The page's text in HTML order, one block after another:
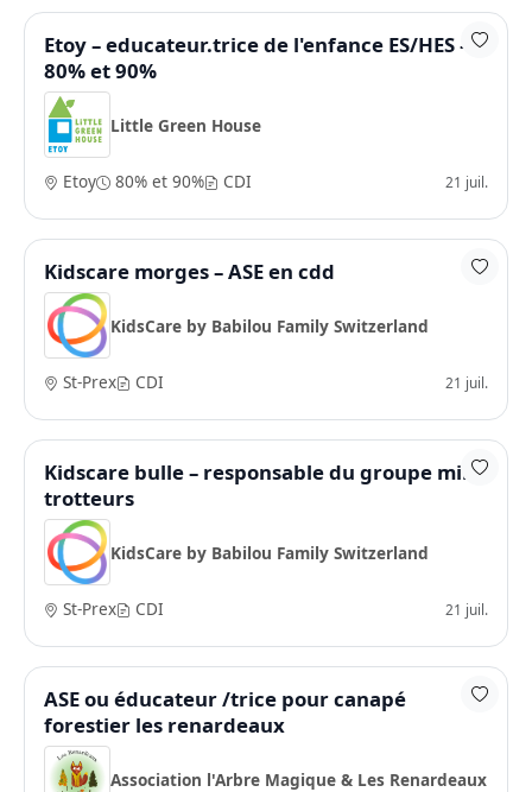
Etoy – educateur.trice de l'enfance ES/HES –
80% et 90%
Little Green House
Etoy 80% et 90% CDI 21 juil.
Kidscare morges – ASE en cdd
KidsCare by Babilou Family Switzerland
St-Prex CDI 21 juil.
Kidscare bulle – responsable du groupe mini
trotteurs
KidsCare by Babilou Family Switzerland
St-Prex CDI 21 juil.
ASE ou éducateur /trice pour canapé
forestier les renardeaux
Association l'Arbre Magique & Les Renardeaux